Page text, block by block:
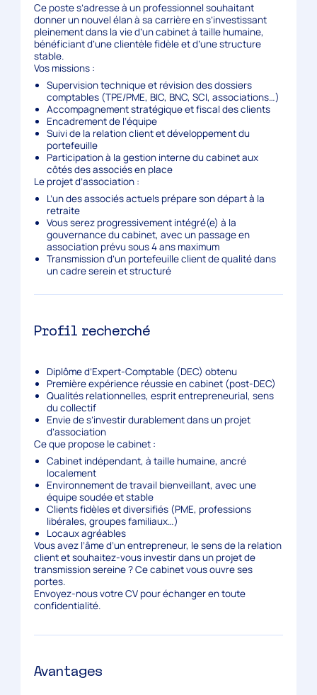
Ce poste s’adresse à un professionnel souhaitant
donner un nouvel élan à sa carrière en s’investissant
pleinement dans la vie d’un cabinet à taille humaine,
bénéficiant d’une clientèle fidèle et d’une structure
stable.
Vos missions :
Supervision technique et révision des dossiers
comptables (TPE/PME, BIC, BNC, SCI, associations…)
Accompagnement stratégique et fiscal des clients
Encadrement de l’équipe
Suivi de la relation client et développement du
portefeuille
Participation à la gestion interne du cabinet aux
côtés des associés en place
Le projet d’association :
L’un des associés actuels prépare son départ à la
retraite
Vous serez progressivement intégré(e) à la
gouvernance du cabinet, avec un passage en
association prévu sous 4 ans maximum
Transmission d’un portefeuille client de qualité dans
un cadre serein et structuré
Profil recherché
Diplôme d’Expert-Comptable (DEC) obtenu
Première expérience réussie en cabinet (post-DEC)
Qualités relationnelles, esprit entrepreneurial, sens
du collectif
Envie de s’investir durablement dans un projet
d’association
Ce que propose le cabinet :
Cabinet indépendant, à taille humaine, ancré
localement
Environnement de travail bienveillant, avec une
équipe soudée et stable
Clients fidèles et diversifiés (PME, professions
libérales, groupes familiaux…)
Locaux agréables
Vous avez l’âme d’un entrepreneur, le sens de la relation
client et souhaitez-vous investir dans un projet de
transmission sereine ? Ce cabinet vous ouvre ses
portes.
Envoyez-nous votre CV pour échanger en toute
confidentialité.
Avantages